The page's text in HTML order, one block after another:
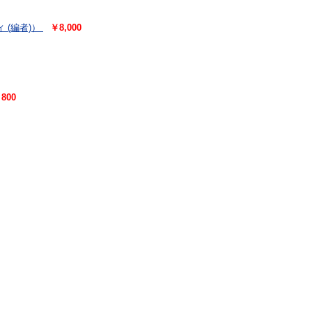
(編者)） ￥8,000